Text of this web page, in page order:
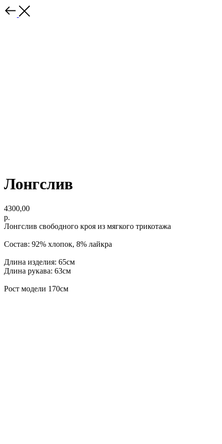
Лонгслив
4300,00
р.
Лонгслив свободного кроя из мягкого трикотажа
Состав: 92% хлопок, 8% лайкра
Длина изделия: 65см
Длина рукава: 63см
Рост модели 170см